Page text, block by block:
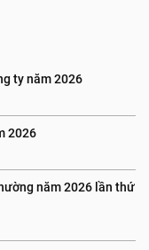
ty năm 2026
2026
năm 2026 lần thứ